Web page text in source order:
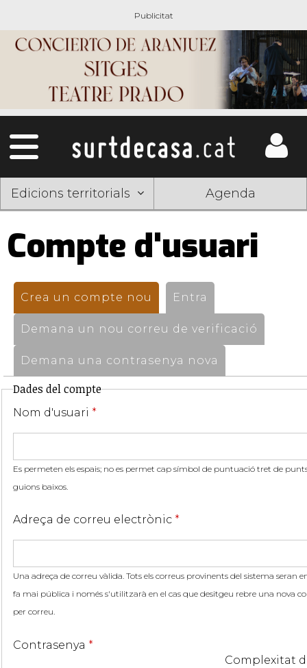
Edicions territorials Agenda
Compte d'usuari
Pestanyes
primàries
Crea un compte nou (pestanya activa)
Entra
Demana un nou correu de verificació
Demana una contrasenya nova
Dades del compte
Nom d'usuari *
Es permeten els espais; no es permet cap símbol de puntuació tret de
guions baixos.
Adreça de correu electrònic *
Una adreça de correu vàlida. Tots els correus provinents del sistema seran
fa mai pública i només s'utilitzarà en el cas que desitgeu rebre una nova
per correu.
Complexitat
Contrasenya *